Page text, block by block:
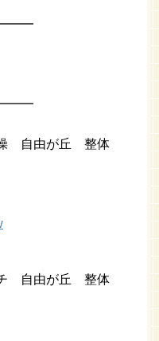
自由が丘 整体
自由が丘 整体